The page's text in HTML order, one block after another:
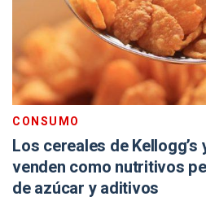
CONSUMO
Los cereales de
venden como nutritivos
de azúcar y aditivos